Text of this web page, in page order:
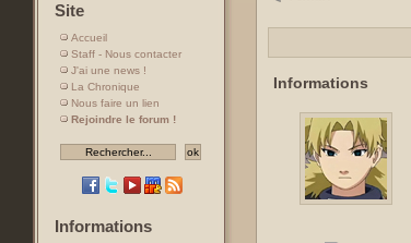
Site
Accueil
Staff - Nous contacter
J'ai une news !
La Chronique
Nous faire un lien
Rejoindre le forum !
Informations
Informations